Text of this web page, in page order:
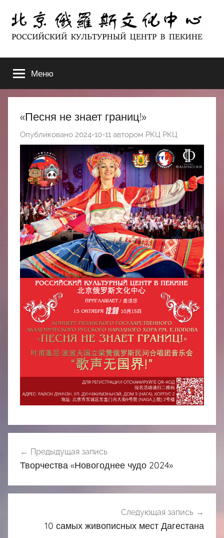
содержимому
北
京
俄
罗
文
化
中
心
ЦЕНТР
В
ПЕКИНЕ
Меню
«Песня не знает границ!»
Опубликовано 2024-10-11 автором РКЦ РКЦ
по
Предыдущая запись
Творчества «Новогоднее чудо 2024»
Следующая запись
10 самых живописных мест Дагестана